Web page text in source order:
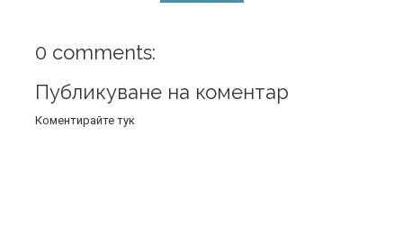
0 comments:
Публикуване на коментар
Коментирайте тук